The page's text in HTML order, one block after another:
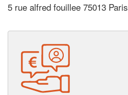
5 rue alfred fouillee 75013 Paris